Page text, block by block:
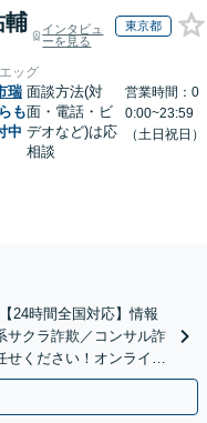
輔
インタビュ
ーを見る
東京都
ッグ
瑞
も
中
面談方法(対
面・電話・ビ
デオなど)は応
相談
営業時間：0
0:00~23:59
（土日祝日）
24時間全国対応】情報
サクラ詐欺／コンサル詐
せください！オンライン